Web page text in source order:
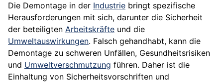
Die Demontage in der Industrie bringt spezifische
Herausforderungen mit sich, darunter die Sicherheit
der beteiligten Arbeitskräfte und die
Umweltauswirkungen. Falsch gehandhabt, kann die
Demontage zu schweren Unfällen, Gesundheitsrisiken
und Umweltverschmutzung führen. Daher ist die
Einhaltung von Sicherheitsvorschriften und